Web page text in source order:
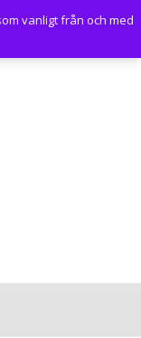
vanligt från och med